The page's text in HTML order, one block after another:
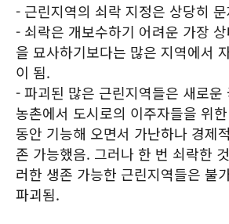
- 근린지역의 쇠락 지정은 상당히
- 쇠락은 개보수하기 어려운 가장
을 묘사하기보다는 많은 지역에서
이 됨.
- 파괴된 많은 근린지역들은 새로운
농촌에서 도시로의 이주자들을 위
동안 기능해 오면서 가난하나 경제
존 가능했음. 그러나 한 번 쇠락한
러한 생존 가능한 근린지역들은 불
파괴됨.